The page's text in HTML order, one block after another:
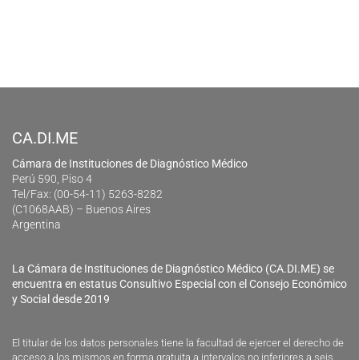
CA.DI.ME
Cámara de Instituciones de Diagnóstico Médico
Perú 590, Piso 4
Tel/Fax: (00-54-11) 5263-8282
(C1068AAB) – Buenos Aires
Argentina
La Cámara de Instituciones de Diagnóstico Médico (CA.DI.ME) se
encuentra en estatus Consultivo Especial con el Consejo Económico
y Social desde 2019
El titular de los datos personales tiene la facultad de ejercer el derecho de
acceso a los mismos en forma gratuita a intervalos no inferiores a seis